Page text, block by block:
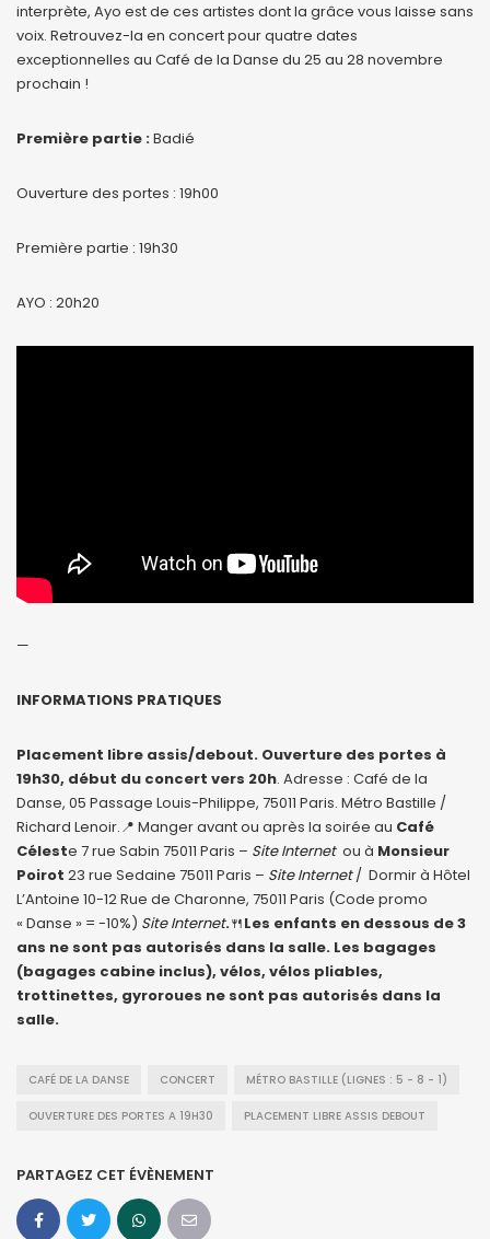
interprète, Ayo est de ces artistes dont la grâce vous laisse sans
voix. Retrouvez-la en concert pour quatre dates
exceptionnelles au Café de la Danse du 25 au 28 novembre
prochain !
Première partie :Badié
Ouverture des portes : 19h00
Première partie : 19h30
AYO : 20h20
—
INFORMATIONS PRATIQUES
Placement libre assis/debout. Ouverture des portes à
19h30, début du concert vers 20h. Adresse : Café de la
Danse, 05 Passage Louis-Philippe, 75011 Paris. Métro Bastille /
Richard Lenoir.📍 Manger avant ou après la soirée au Café
Céleste 7 rue Sabin 75011 Paris – Site Internetou à Monsieur
Poirot 23 rue Sedaine 75011 Paris – Site Internet/ Dormir à Hôtel
L’Antoine 10-12 Rue de Charonne, 75011 Paris (Code promo
« Danse » = -10%) Site Internet.🍴Les enfants en dessous de 3
ans ne sont pas autorisés dans la salle. Les bagages
(bagages cabine inclus), vélos, vélos pliables,
trottinettes, gyroroues ne sont pas autorisés dans la
salle.
CAFÉ DE LA DANSE CONCERT MÉTRO BASTILLE (LIGNES : 5 - 8 - 1)
OUVERTURE DES PORTES A 19H30 PLACEMENT LIBRE ASSIS DEBOUT
PARTAGEZ CET ÉVÈNEMENT